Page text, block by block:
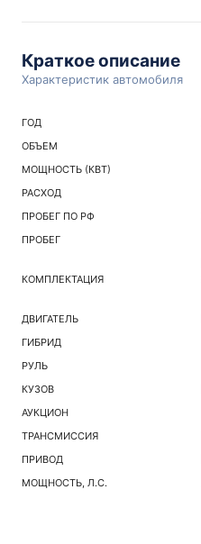
Краткое описание
Характеристик автомобиля
ГОД
ОБЪЕМ
МОЩНОСТЬ (КВТ)
РАСХОД
ПРОБЕГ ПО РФ
ПРОБЕГ
КОМПЛЕКТАЦИЯ
ДВИГАТЕЛЬ
ГИБРИД
РУЛЬ
КУЗОВ
АУКЦИОН
ТРАНСМИССИЯ
ПРИВОД
МОЩНОСТЬ, Л.С.